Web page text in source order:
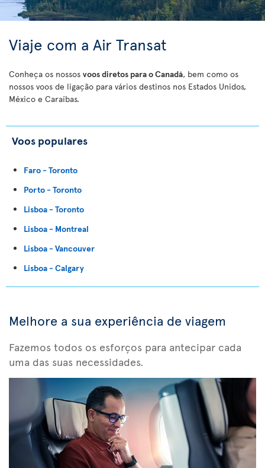
Viaje com a Air Transat
Conheça os nossos voos diretos para o Canadá, bem como os
nossos voos de ligação para vários destinos nos Estados Unidos,
México e Caraíbas.
Voos populares
Faro - Toronto
Porto - Toronto
Lisboa - Toronto
Lisboa - Montreal
Lisboa - Vancouver
Lisboa - Calgary
Melhore a sua experiência de viagem
Fazemos todos os esforços para antecipar cada
uma das suas necessidades.